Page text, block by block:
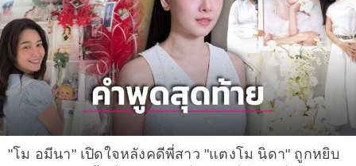
"โม อมีนา" เปิดใจหลังคดีพี่สาว "แตงโม นิดา" ถูกหยิบ